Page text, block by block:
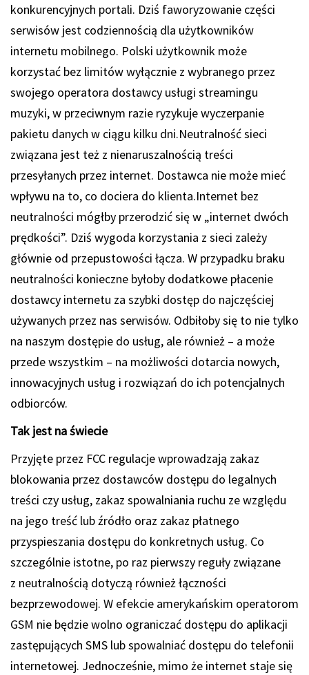
konkurencyjnych portali. Dziś faworyzowanie części
serwisów jest codziennością dla użytkowników
internetu mobilnego. Polski użytkownik może
korzystać bez limitów wyłącznie z wybranego przez
swojego operatora dostawcy usługi streamingu
muzyki, w przeciwnym razie ryzykuje wyczerpanie
pakietu danych w ciągu kilku dni.Neutralność sieci
związana jest też z nienaruszalnością treści
przesyłanych przez internet. Dostawca nie może mieć
wpływu na to, co dociera do klienta.Internet bez
neutralności mógłby przerodzić się w „internet dwóch
prędkości”. Dziś wygoda korzystania z sieci zależy
głównie od przepustowości łącza. W przypadku braku
neutralności konieczne byłoby dodatkowe płacenie
dostawcy internetu za szybki dostęp do najczęściej
używanych przez nas serwisów. Odbiłoby się to nie tylko
na naszym dostępie do usług, ale również – a może
przede wszystkim – na możliwości dotarcia nowych,
innowacyjnych usług i rozwiązań do ich potencjalnych
odbiorców.
Tak jest na świecie
Przyjęte przez FCC regulacje wprowadzają zakaz
blokowania przez dostawców dostępu do legalnych
treści czy usług, zakaz spowalniania ruchu ze względu
na jego treść lub źródło oraz zakaz płatnego
przyspieszania dostępu do konkretnych usług. Co
szczególnie istotne, po raz pierwszy reguły związane
z neutralnością dotyczą również łączności
bezprzewodowej. W efekcie amerykańskim operatorom
GSM nie będzie wolno ograniczać dostępu do aplikacji
zastępujących SMS lub spowalniać dostępu do telefonii
internetowej. Jednocześnie, mimo że internet staje się